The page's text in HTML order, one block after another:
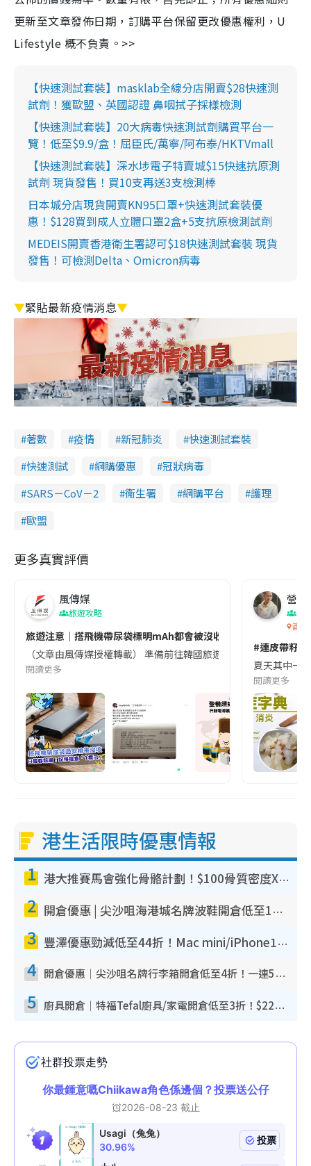
更新至文章發佈日期，訂購平台保留更改優惠權利，U
Lifestyle 概不負責。>>
【快速測試套裝】masklab全線分店開賣$28快速測
試劑！獲歐盟、英國認證 鼻咽拭子採樣檢測
【快速測試套裝】20大病毒快速測試劑購買平台一
覽！低至$9.9/盒！屈臣氏/萬寧/阿布泰/HKTVmall
【快速測試套裝】深水埗電子特賣城$15快速抗原測
試劑 現貨發售！買10支再送3支檢測棒
日本城分店現貨開賣KN95口罩+快速測試套裝優
惠！$128買到成人立體口罩2盒+5支抗原檢測試劑
MEDEIS開賣香港衛生署認可$18快速測試套裝 現貨
發售！可檢測Delta、Omicron病毒
▼緊貼最新疫情消息▼
著數 疫情 新冠肺炎
快速測試套裝
快速測試
網購優惠
冠狀病毒
SARS－CoV－2
衞生署 網購平台
護理
歐盟
更多真實評價
風傳媒
旅遊攻略
旅遊注意｜搭飛機帶尿袋標明mAh都會被沒收😱出發前切記檢查
（文章由風傳媒授權轉載） 準備前往韓國旅遊的民眾，近期要
閱讀更多
營養
香港
#連皮帶籽
夏天其中一
閱讀更多
港生活限時優惠情報
1 港大推賽馬會強化骨骼計劃！$100骨質密度X光檢查 完成免費運動訓練送超市禮券！附參加資格
2 開倉優惠 | 尖沙咀海港城名牌波鞋開倉低至1折！On鞋$899起／Joy&Peace鞋履$98起
3 豐澤優惠勁減低至44折！Mac mini/iPhone17Pro大減價！廚房家電$220起
4 開倉優惠｜尖沙咀名牌行李箱開倉低至4折！一連5日 American Tourister/ace./Hallmark $200起！
5 廚具開倉｜特福Tefal廚具/家電開倉低至3折！$220起買平底鍋/炒鑊/湯煲！電飯煲/吸塵機/燙斗$418起